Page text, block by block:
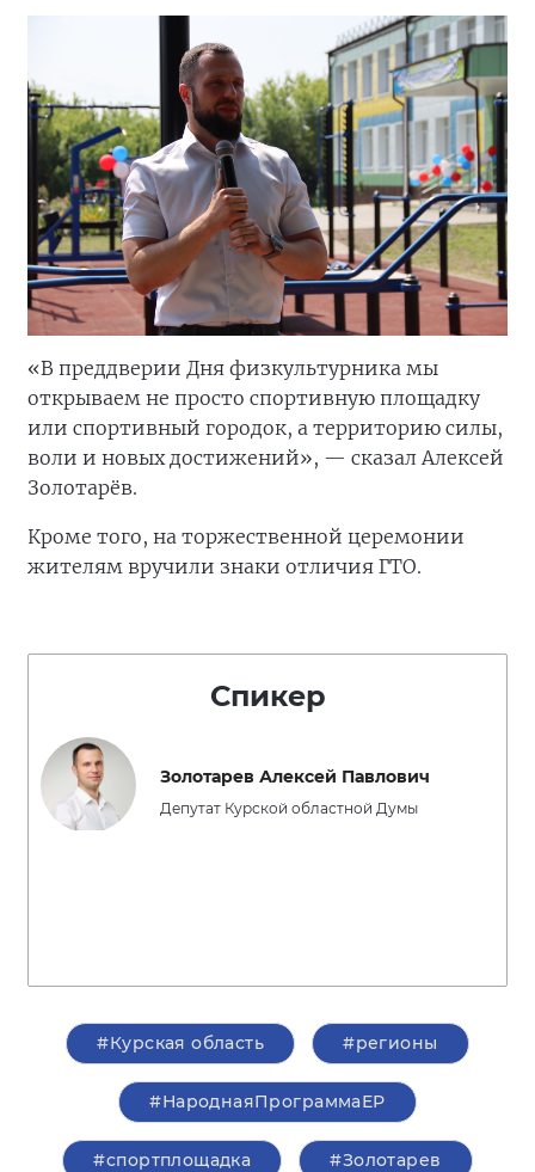
«В преддверии Дня физкультурника мы
открываем не просто спортивную площадку
или спортивный городок, а территорию силы,
воли и новых достижений», — сказал Алексей
Золотарёв.
Кроме того, на торжественной церемонии
жителям вручили знаки отличия ГТО.
Спикер
Золотарев Алексей Павлович
Депутат Курской областной Думы
#Курская область #регионы
#НароднаяПрограммаЕР
#спортплощадка #Золотарев